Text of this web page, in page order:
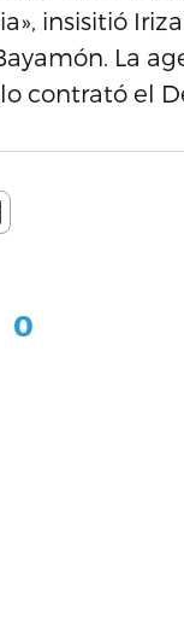
insisitió
La
contrató el
0